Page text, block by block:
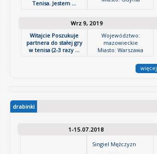
Tenisa. Jestem ...
Wrz 9, 2019
Witajcie Poszukuje
partnera do stałej gry
w tenisa (2-3 razy ...
Województwo:
mazowieckie
Miasto: Warszawa
więcej
drabinki
1-15.07.2018
Singiel Mężczyzn